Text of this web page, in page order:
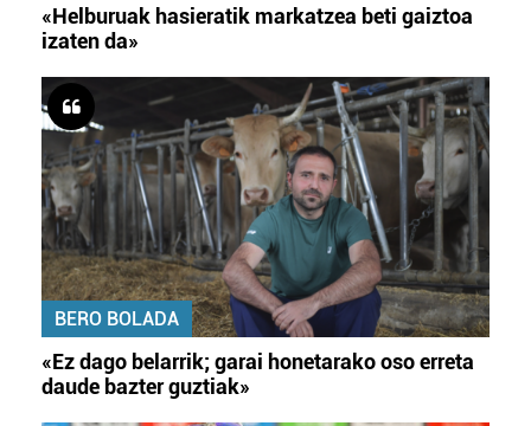
«Helburuak hasieratik markatzea beti gaiztoa
izaten da»
BERO BOLADA
«Ez dago belarrik; garai honetarako oso erreta
daude bazter guztiak»